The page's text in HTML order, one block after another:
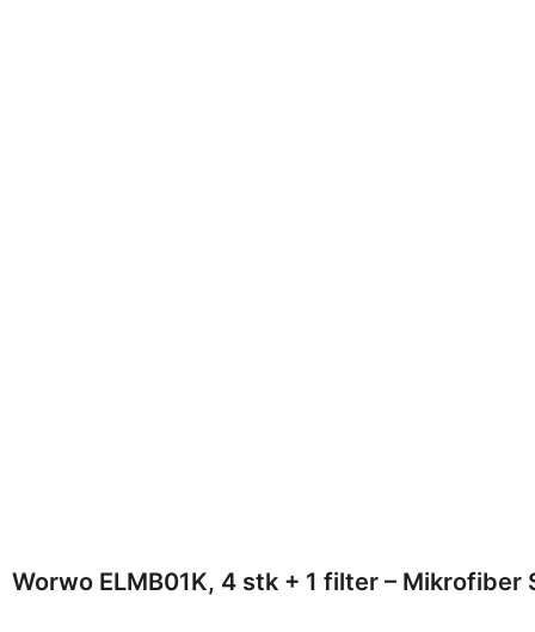
Worwo ELMB01K, 4 stk + 1 filter –